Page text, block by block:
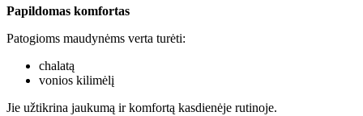
Papildomas komfortas
Patogioms maudynėms verta turėti:
chalatą
vonios kilimėlį
Jie užtikrina jaukumą ir komfortą kasdienėje rutinoje.